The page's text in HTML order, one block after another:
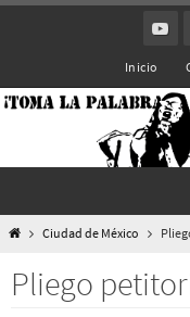
Inicio
InicioCiudad de México
Pliego